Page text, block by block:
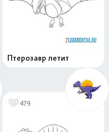
Птерозавр летит
479